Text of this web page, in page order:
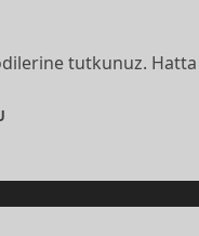
tutkunuz.